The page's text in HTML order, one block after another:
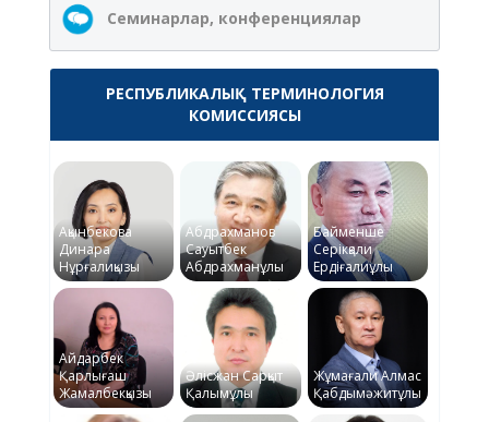
Семинарлар, конференциялар
РЕСПУБЛИКАЛЫҚ ТЕРМИНОЛОГИЯ
КОМИССИЯСЫ
Ақынбекова
Динара
Нұрғалиқызы
Абдрахманов
Сауытбек
Абдрахманұлы
Байменше
Серікқали
Ердіғалиұлы
Айдарбек
Қарлығаш
Жамалбекқызы
Әлісжан Сарқыт
Қалымұлы
Жұмағали Алмас
Қабдымәжитұлы